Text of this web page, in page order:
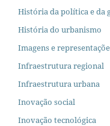
História da política e da
História do urbanismo
Imagens e
Infraestrutura regional
Infraestrutura urbana
Inovação social
Inovação tecnológica